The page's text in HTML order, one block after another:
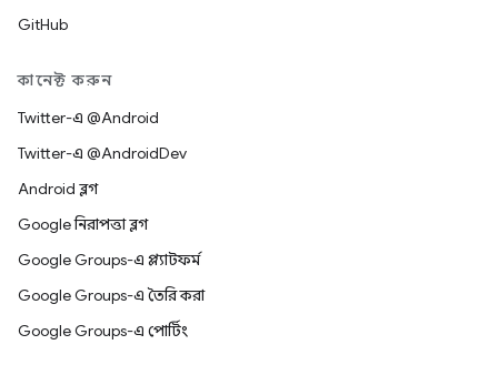
GitHub
কানেক্ট করুন
Twitter-এ @Android
Twitter-এ @AndroidDev
Android ব্লগ
Google নিরাপত্তা ব্লগ
Google Groups-এ প্ল্যাটফর্ম
Google Groups-এ তৈরি করা
Google Groups-এ পোর্টিং